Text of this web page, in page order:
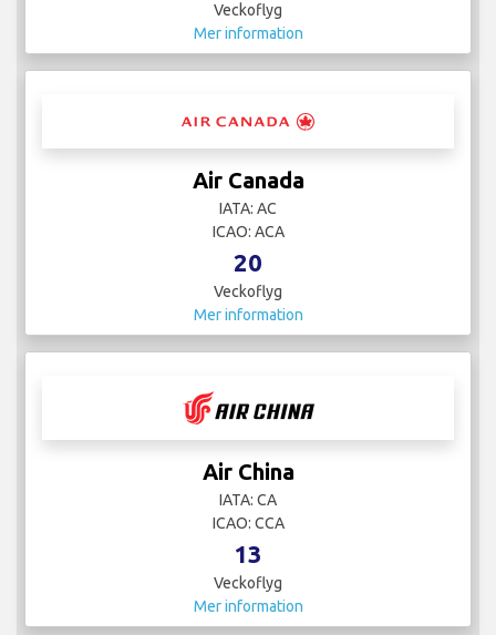
Veckoflyg
Mer information
Air Canada
IATA: AC
ICAO: ACA
20
Veckoflyg
Mer information
Air China
IATA: CA
ICAO: CCA
13
Veckoflyg
Mer information